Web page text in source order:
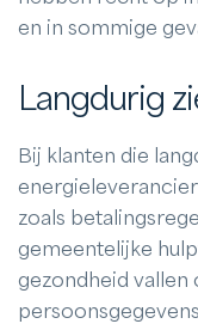
en in sommige
Langdurig
Bij klanten die
zoals
gemeentelijke
gezondheid vallen